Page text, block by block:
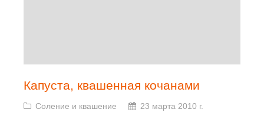
Капуста, квашенная кочанами
Соление и квашение 23 марта 2010 г.